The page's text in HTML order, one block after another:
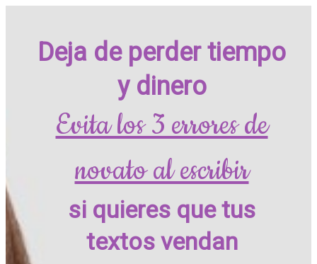
Deja de perder tiempo
y dinero
Evita los 3 errores de
novato al escribir
si quieres que tus
textos vendan